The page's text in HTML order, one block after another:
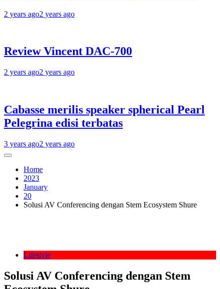
2 years ago2 years ago
Review Vincent DAC-700
2 years ago2 years ago
Cabasse merilis speaker spherical Pearl
Pelegrina edisi terbatas
3 years ago2 years ago
Home
2023
January
20
Solusi AV Conferencing dengan Stem Ecosystem Shure
Lifestyle
Solusi AV Conferencing dengan Stem